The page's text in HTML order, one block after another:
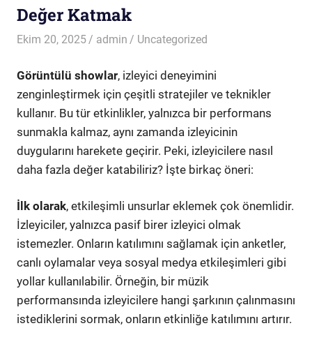
Değer Katmak
Ekim 20, 2025 admin Uncategorized
Görüntülü showlar, izleyici deneyimini
zenginleştirmek için çeşitli stratejiler ve teknikler
kullanır. Bu tür etkinlikler, yalnızca bir performans
sunmakla kalmaz, aynı zamanda izleyicinin
duygularını harekete geçirir. Peki, izleyicilere nasıl
daha fazla değer katabiliriz? İşte birkaç öneri:
İlk olarak, etkileşimli unsurlar eklemek çok önemlidir.
İzleyiciler, yalnızca pasif birer izleyici olmak
istemezler. Onların katılımını sağlamak için anketler,
canlı oylamalar veya sosyal medya etkileşimleri gibi
yollar kullanılabilir. Örneğin, bir müzik
performansında izleyicilere hangi şarkının çalınmasını
istediklerini sormak, onların etkinliğe katılımını artırır.